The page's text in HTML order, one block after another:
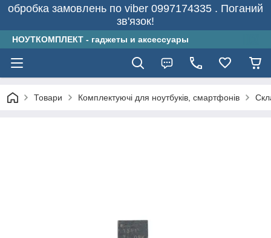
обробка замовлень по viber 0997174335 . Поганий
зв'язок!
НОУТКОМПЛЕКТ - гаджеты и аксессуары
Товари Комплектуючі для ноутбуків, смартфонів